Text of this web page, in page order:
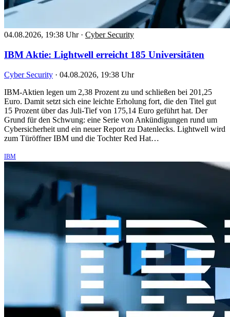
04.08.2026, 19:38 Uhr · Cyber Security
IBM Aktie: Lightwell erreicht 185 Universitäten
Cyber Security · 04.08.2026, 19:38 Uhr
IBM-Aktien legen um 2,38 Prozent zu und schließen bei 201,25
Euro. Damit setzt sich eine leichte Erholung fort, die den Titel gut
15 Prozent über das Juli-Tief von 175,14 Euro geführt hat. Der
Grund für den Schwung: eine Serie von Ankündigungen rund um
Cybersicherheit und ein neuer Report zu Datenlecks. Lightwell wird
zum Türöffner IBM und die Tochter Red Hat…
IBM